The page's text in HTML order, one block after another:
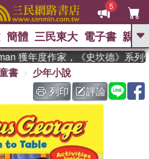
5
GO
搜： 東野圭吾 、
The Odyssey 、 父親節 、 如果歷
史是一群喵 、 暑期推薦 、 國際布克
獎 臺灣漫遊錄
輝時代 、 數學女孩：黎曼猜想
大的迷走神經
簡體 三民東大 電子書 親子
獲年度作家，《史坎德》系列帶
書
少年小說
列印
評論